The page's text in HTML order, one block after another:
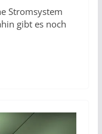
Stromsystem
gibt es noch